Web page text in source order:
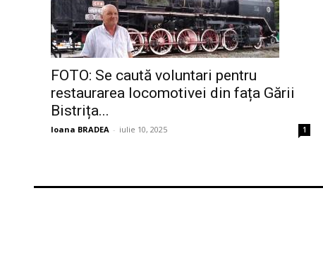
FOTO: Se caută voluntari pentru
restaurarea locomotivei din fața Gării
Bistrița...
Ioana BRADEA - iulie 10, 2025 1